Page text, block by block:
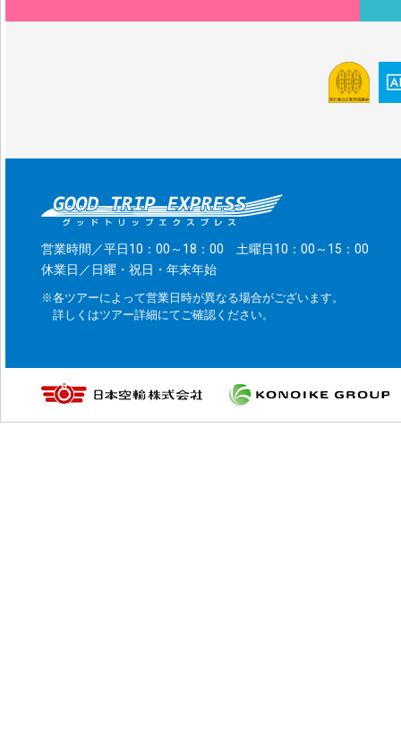
営業時間／平日10：00～18：00 土曜日10：00～15：00
休業日／日曜・祝日・年末年始
※各ツアーによって営業日時が異なる場合がございます。
詳しくはツアー詳細にてご確認ください。